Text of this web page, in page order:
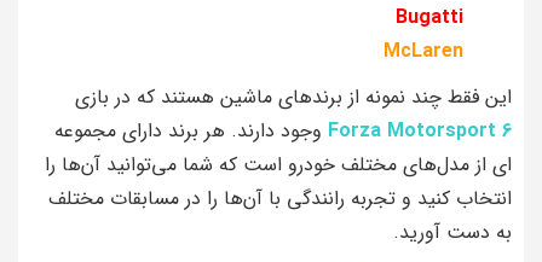
Bugatti
McLaren
این فقط چند نمونه از برندهای ماشین هستند که در بازی
Forza Motorsport 6 وجود دارند. هر برند دارای مجموعه‌
ای از مدل‌های مختلف خودرو است که شما می‌توانید آن‌ها را
انتخاب کنید و تجربه رانندگی با آن‌ها را در مسابقات مختلف
به دست آورید.